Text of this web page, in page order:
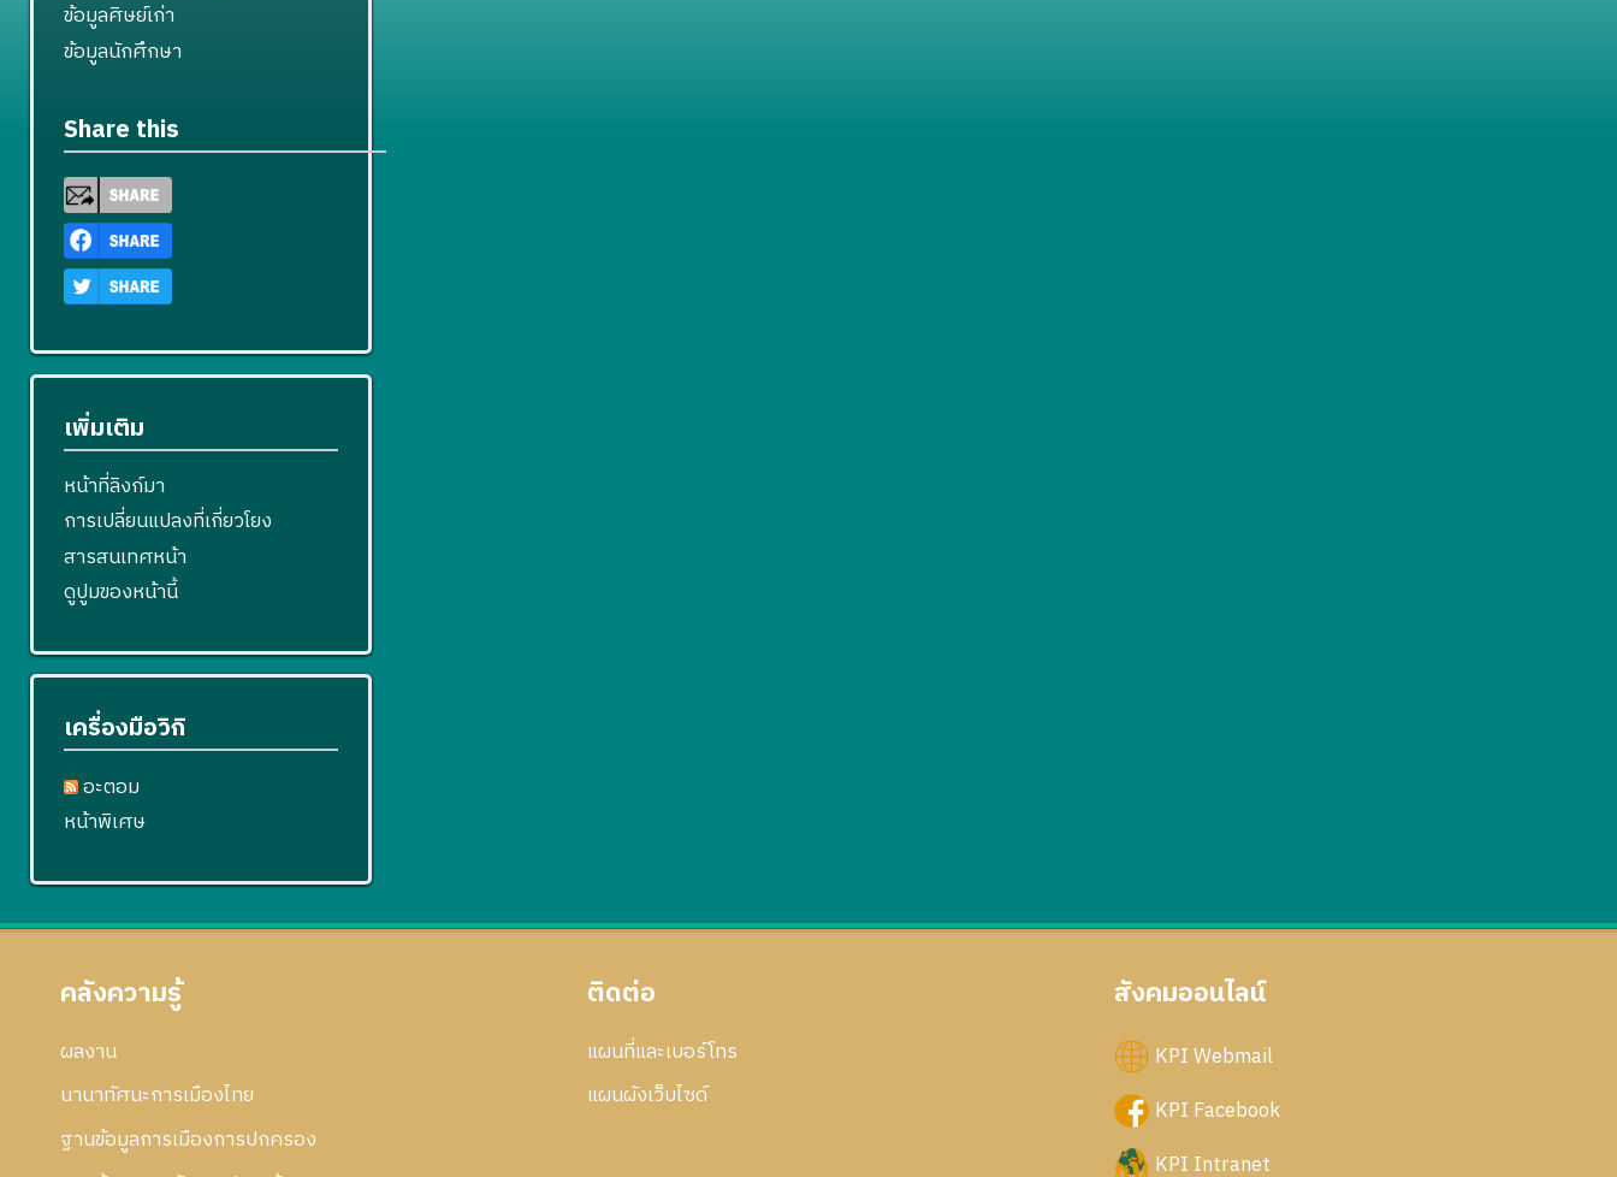
ข้อมูลศิษย์เก่า
ข้อมูลนักศึกษา
Share this
เพิ่มเติม
หน้าที่ลิงก์มา
การเปลี่ยนแปลงที่เกี่ยวโยง
สารสนเทศหน้า
ดูปูมของหน้านี้
เครื่องมือวิกิ
อะตอม
หน้าพิเศษ
คลังความรู้
ผลงาน
นานาทัศนะการเมืองไทย
ฐานข้อมูลการเมืองการปกครอง
ติดต่อ
แผนที่และเบอร์โทร
แผนผังเว็บไซด์
สังคมออนไลน์
KPI Webmail
KPI Facebook
KPI Intranet